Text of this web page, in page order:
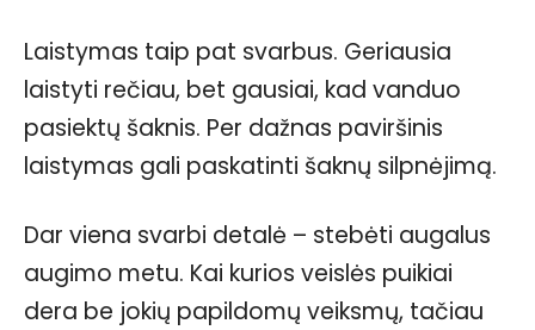
Laistymas taip pat svarbus. Geriausia
laistyti rečiau, bet gausiai, kad vanduo
pasiektų šaknis. Per dažnas paviršinis
laistymas gali paskatinti šaknų silpnėjimą.
Dar viena svarbi detalė – stebėti augalus
augimo metu. Kai kurios veislės puikiai
dera be jokių papildomų veiksmų, tačiau